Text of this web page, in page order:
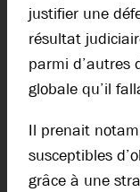
justifier une
résultat
parmi d’autres
globale qu’il
Il prenait
susceptibles
grâce à une